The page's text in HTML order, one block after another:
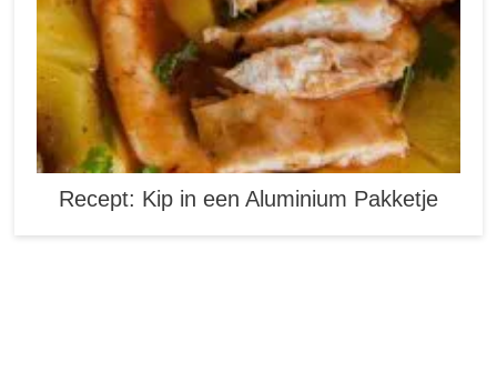
Recept: Kip in een Aluminium Pakketje